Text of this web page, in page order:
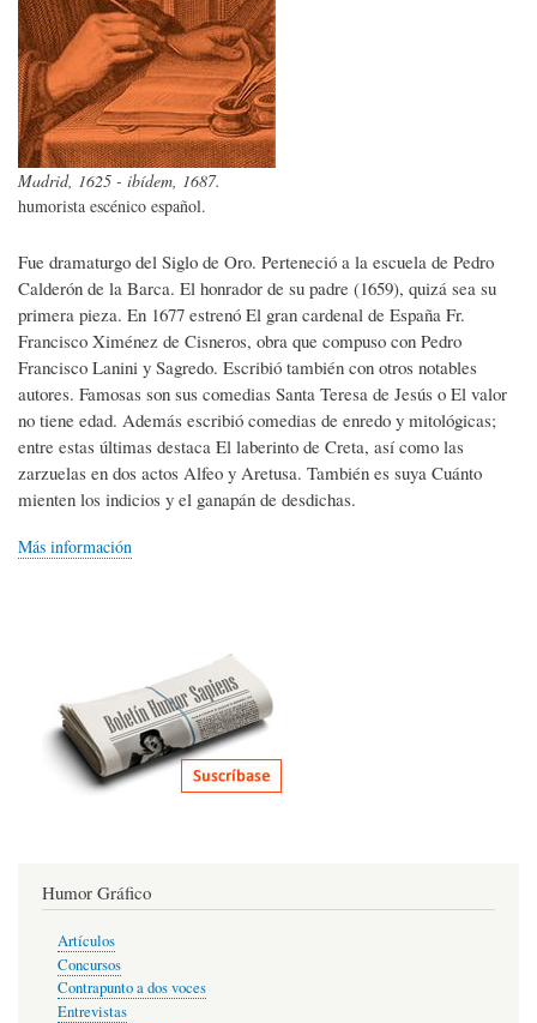
Madrid, 1625 - ibídem, 1687.
humorista escénico español.
Fue dramaturgo del Siglo de Oro. Perteneció a la escuela de Pedro
Calderón de la Barca. El honrador de su padre (1659), quizá sea su
primera pieza. En 1677 estrenó El gran cardenal de España Fr.
Francisco Ximénez de Cisneros, obra que compuso con Pedro
Francisco Lanini y Sagredo. Escribió también con otros notables
autores. Famosas son sus comedias Santa Teresa de Jesús o El valor
no tiene edad. Además escribió comedias de enredo y mitológicas;
entre estas últimas destaca El laberinto de Creta, así como las
zarzuelas en dos actos Alfeo y Aretusa. También es suya Cuánto
mienten los indicios y el ganapán de desdichas.
Más información
Humor Gráfico
Artículos
Concursos
Contrapunto a dos voces
Entrevistas